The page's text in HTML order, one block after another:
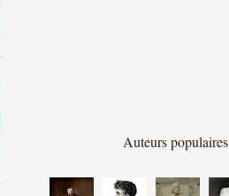
Auteurs populaires